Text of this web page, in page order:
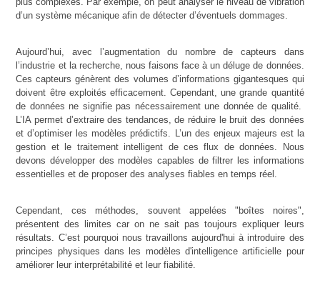
d’un système mécanique afin de détecter d’éventuels dommages.
Aujourd’hui, avec l’augmentation du nombre de capteurs dans
l’industrie et la recherche, nous faisons face à un déluge de données.
Ces capteurs génèrent des volumes d’informations gigantesques qui
doivent être exploités efficacement. Cependant, une grande quantité
de données ne signifie pas nécessairement une donnée de qualité.
L’IA permet d’extraire des tendances, de réduire le bruit des données
et d’optimiser les modèles prédictifs. L’un des enjeux majeurs est la
gestion et le traitement intelligent de ces flux de données. Nous
devons développer des modèles capables de filtrer les informations
essentielles et de proposer des analyses fiables en temps réel.
Cependant, ces méthodes, souvent appelées "boîtes noires",
présentent des limites car on ne sait pas toujours expliquer leurs
résultats. C’est pourquoi nous travaillons aujourd'hui à introduire des
principes physiques dans les modèles d'intelligence artificielle pour
améliorer leur interprétabilité et leur fiabilité.